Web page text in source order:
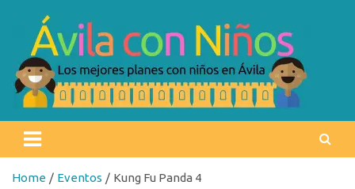
content
Ávila con niños
Home Eventos Kung Fu Panda 4